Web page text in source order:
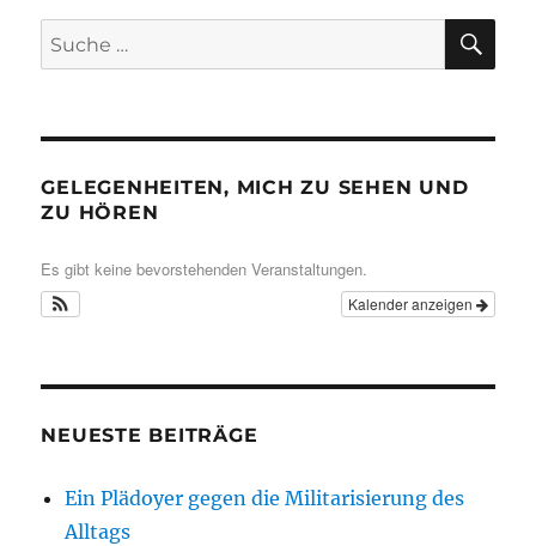
Suche
nach:
GELEGENHEITEN, MICH ZU SEHEN UND
ZU HÖREN
Es gibt keine bevorstehenden Veranstaltungen.
Kalender anzeigen
NEUESTE BEITRÄGE
Ein Plädoyer gegen die Militarisierung des
Alltags